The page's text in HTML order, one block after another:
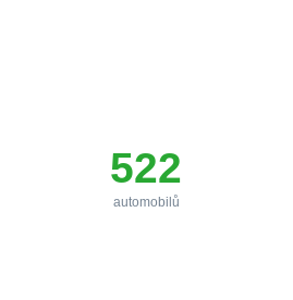
522
automobilů